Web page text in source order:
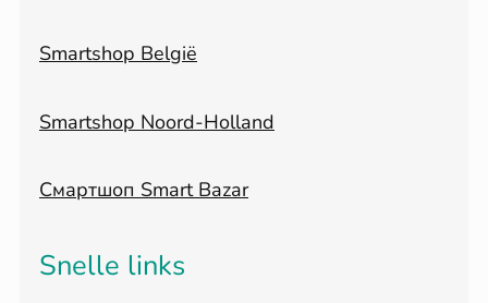
Smartshop België
Smartshop Noord-Holland
Смартшоп Smart Bazar
Snelle links